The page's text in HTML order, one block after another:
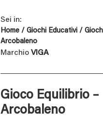
Sei in:
Home / Giochi Educativi /
Arcobaleno
Marchio VIGA
Gioco Equilibrio –
Arcobaleno